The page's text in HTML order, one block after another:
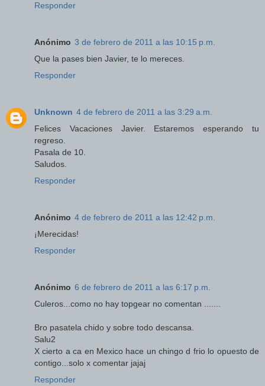
Responder
Anónimo 3 de febrero de 2011 a las 10:15 p.m.
Que la pases bien Javier, te lo mereces.
Responder
Unknown 4 de febrero de 2011 a las 3:29 a.m.
Felices Vacaciones Javier. Estaremos esperando tu
regreso.
Pasala de 10.
Saludos.
Responder
Anónimo 4 de febrero de 2011 a las 12:42 p.m.
¡Merecidas!
Responder
Anónimo 6 de febrero de 2011 a las 6:17 p.m.
Culeros...como no hay topgear no comentan .......
Bro pasatela chido y sobre todo descansa.
Salu2
X cierto a ca en Mexico hace un chingo d frio lo opuesto de
contigo...solo x comentar jajaj
Responder